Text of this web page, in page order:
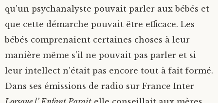
qu’un psychanalyste pouvait parler aux bébés et
que cette démarche pouvait être efficace. Les
bébés comprenaient certaines choses à leur
manière même s’il ne pouvait pas parler et si
leur intellect n’était pas encore tout à fait formé.
Dans ses émissions de radio sur France Inter